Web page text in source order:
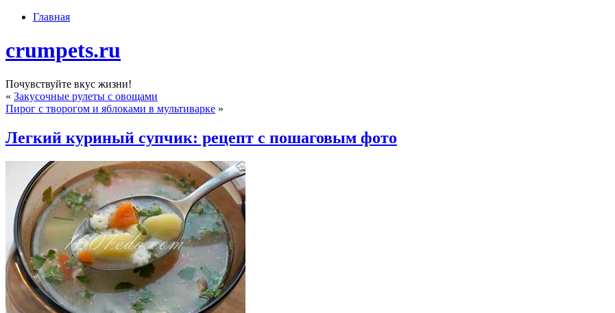
Главная
crumpets.ru
Почувствуйте вкус жизни!
« Закусочные рулеты с овощами
Пирог с творогом и яблоками в мультиварке »
Легкий куриный супчик: рецепт с пошаговым фото